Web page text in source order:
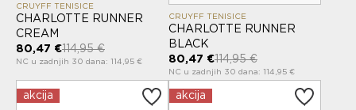
CRUYFF TENISICE
CHARLOTTE RUNNER
CREAM
80,47 €114,95 €
NC u zadnjih 30 dana: 114,95 €
CRUYFF TENISICE
CHARLOTTE RUNNER
BLACK
80,47 €114,95 €
NC u zadnjih 30 dana: 114,95 €
akcija akcija